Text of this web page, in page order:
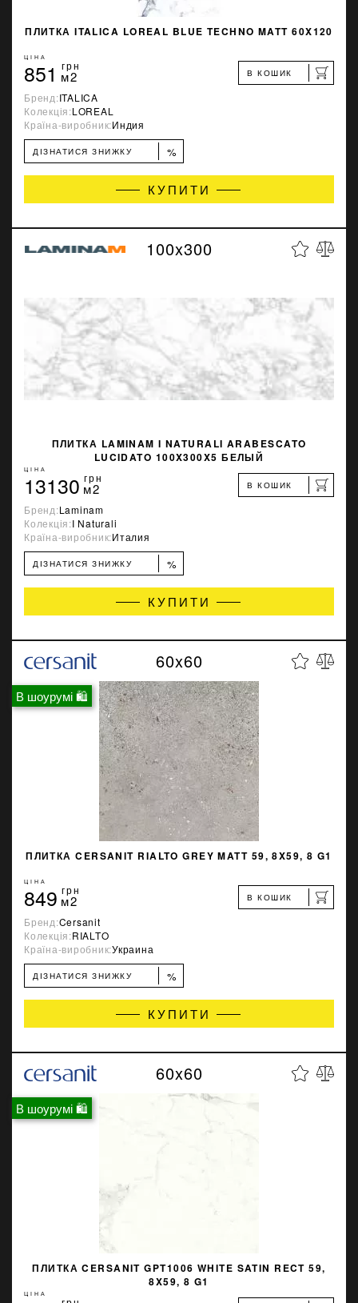
ПЛИТКА ITALICA LOREAL BLUE TECHNO MATT 60X120
ЦІНА
851 грн
м2 В КОШИК
Бренд:ITALICA
Колекція:LOREAL
Країна-виробник:Индия
ДІЗНАТИСЯ ЗНИЖКУ %
КУПИТИ
100x300
ПЛИТКА LAMINAM I NATURALI ARABESCATO
LUCIDATO 100X300X5 БЕЛЫЙ
ЦІНА
13130 грн
м2 В КОШИК
Бренд:Laminam
Колекція:I Naturali
Країна-виробник:Италия
ДІЗНАТИСЯ ЗНИЖКУ %
КУПИТИ
В шоурумі 🛍
60x60
ПЛИТКА CERSANIT RIALTO GREY MATT 59, 8X59, 8 G1
ЦІНА
849 грн
м2 В КОШИК
Бренд:Cersanit
Колекція:RIALTO
Країна-виробник:Украина
ДІЗНАТИСЯ ЗНИЖКУ %
КУПИТИ
В шоурумі 🛍
60x60
ПЛИТКА CERSANIT GPT1006 WHITE SATIN RECT 59,
8X59, 8 G1
ЦІНА